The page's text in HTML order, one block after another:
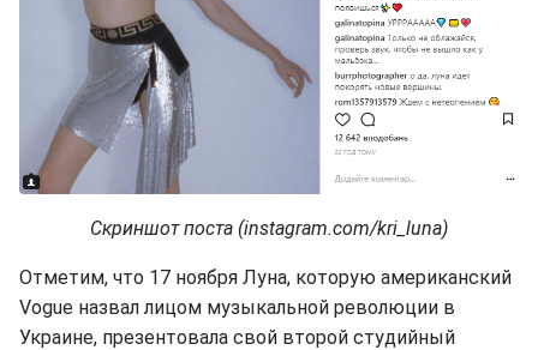
Скриншот поста (instagram.com/kri_luna)
Отметим, что 17 ноября Луна, которую американский
Vogue назвал лицом музыкальной революции в
Украине, презентовала свой второй студийный